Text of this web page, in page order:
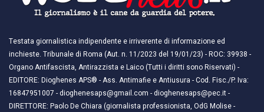
Testata giornalistica indipendente e irriverente di informazione ed
inchieste. Tribunale di Roma (Aut. n. 11/2023 del 19/01/23) - ROC: 39938 -
Organo Antifascista, Antirazzista e Laico (Tutti i diritti sono Riservati) -
EDITORE: Dioghenes APS® - Ass. Antimafie e Antiusura - Cod. Fisc./P. Iva:
16847951007 - dioghenesaps@gmail.com - dioghenesaps@pec.it - ​​
DIRETTORE: Paolo De Chiara (giornalista professionista, OdG Molise -